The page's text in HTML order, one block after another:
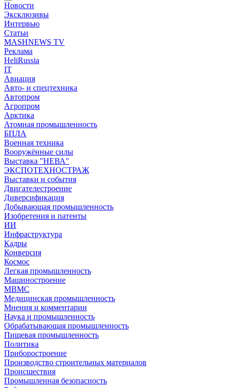
Новости
Эксклюзивы
Интервью
Статьи
MASHNEWS TV
Реклама
HeliRussia
IT
Авиация
Авто- и спецтехника
Автопром
Агропром
Арктика
Атомная промышленность
БПЛА
Военная техника
Вооружённые силы
Выставка "НЕВА"
ЭКСПОТЕХНОСТРАЖ
Выставки и события
Двигателестроение
Диверсификация
Добывающая промышленность
Изобретения и патенты
ИИ
Инфраструктура
Кадры
Конверсия
Космос
Легкая промышленность
Машиностроение
МВМС
Медицинская промышленность
Мнения и комментарии
Наука и промышленность
Обрабатывающая промышленность
Пищевая промышленность
Политика
Приборостроение
Производство строительных материалов
Происшествия
Промышленная безопасность